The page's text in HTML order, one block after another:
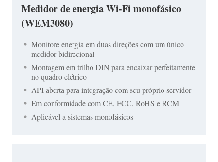
Medidor de energia Wi-Fi monofásico
(WEM3080)
Monitore energia em duas direções com um único
medidor bidirecional
Montagem em trilho DIN para encaixar perfeitamente
no quadro elétrico
API aberta para integração com seu próprio servidor
Em conformidade com CE, FCC, RoHS e RCM
Aplicável a sistemas monofásicos